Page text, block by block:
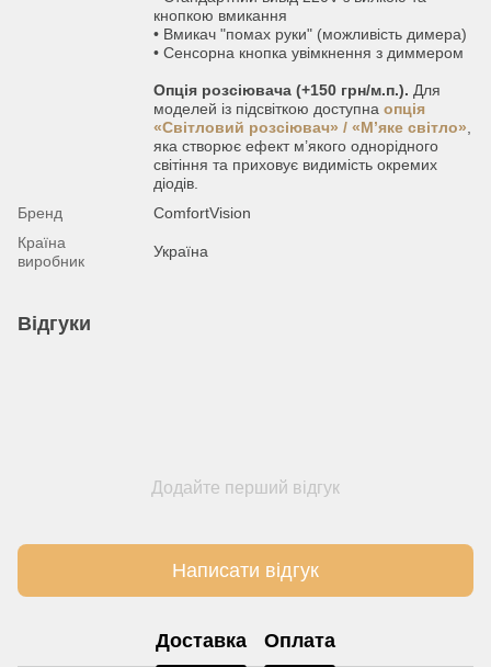
кнопкою вмикання
• Вмикач "помах руки" (можливість димера)
• Сенсорна кнопка увімкнення з диммером
Опція розсіювача (+150 грн/м.п.). Для
моделей із підсвіткою доступна опція
«Світловий розсіювач» / «М’яке світло»,
яка створює ефект м’якого однорідного
світіння та приховує видимість окремих
діодів.
Бренд
ComfortVision
Країна
виробник
Україна
Відгуки
Додайте перший відгук
Написати відгук
Доставка Оплата